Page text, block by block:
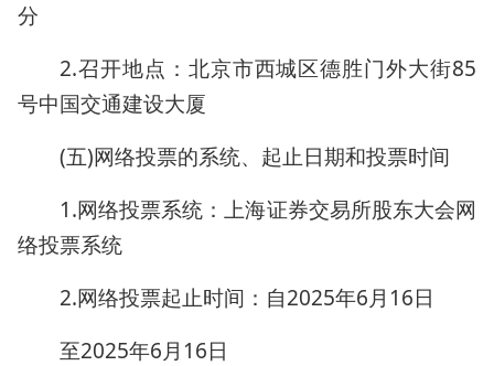
分
2.召开地点：北京市西城区德胜门外大街85
号中国交通建设大厦
(五)网络投票的系统、起止日期和投票时间
1.网络投票系统：上海证券交易所股东大会网
络投票系统
2.网络投票起止时间：自2025年6月16日
至2025年6月16日